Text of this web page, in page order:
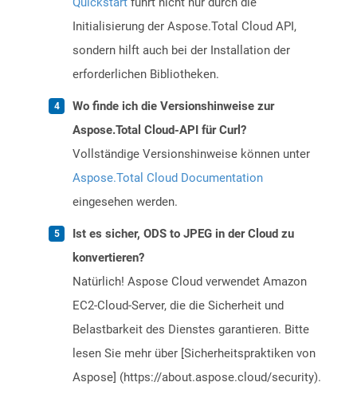
Initialisierung der Aspose.Total Cloud API,
sondern hilft auch bei der Installation der
erforderlichen Bibliotheken.
Wo finde ich die Versionshinweise zur
Aspose.Total Cloud-API für Curl?
Vollständige Versionshinweise können unter
Aspose.Total Cloud Documentation
eingesehen werden.
Ist es sicher, ODS to JPEG in der Cloud zu
konvertieren?
Natürlich! Aspose Cloud verwendet Amazon
EC2-Cloud-Server, die die Sicherheit und
Belastbarkeit des Dienstes garantieren. Bitte
lesen Sie mehr über [Sicherheitspraktiken von
Aspose] (https://about.aspose.cloud/security).